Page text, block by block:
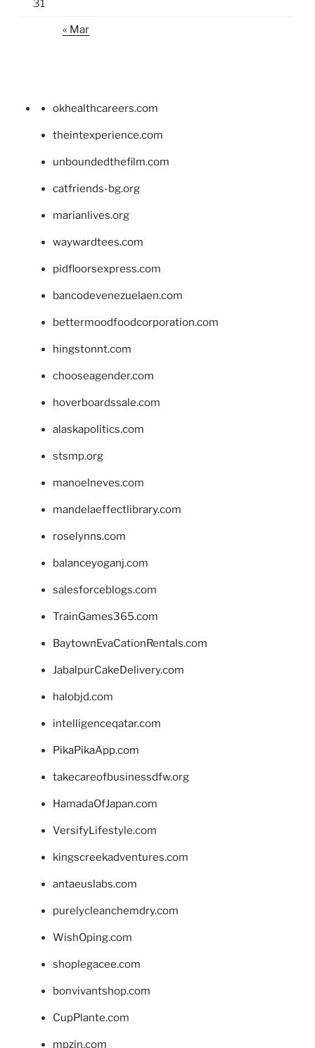
31
« Mar
okhealthcareers.com
theintexperience.com
unboundedthefilm.com
catfriends-bg.org
marianlives.org
waywardtees.com
pidfloorsexpress.com
bancodevenezuelaen.com
bettermoodfoodcorporation.com
hingstonnt.com
chooseagender.com
hoverboardssale.com
alaskapolitics.com
stsmp.org
manoelneves.com
mandelaeffectlibrary.com
roselynns.com
balanceyoganj.com
salesforceblogs.com
TrainGames365.com
BaytownEvaCationRentals.com
JabalpurCakeDelivery.com
halobjd.com
intelligenceqatar.com
PikaPikaApp.com
takecareofbusinessdfw.org
HamadaOfJapan.com
VersifyLifestyle.com
kingscreekadventures.com
antaeuslabs.com
purelycleanchemdry.com
WishOping.com
shoplegacee.com
bonvivantshop.com
CupPlante.com
mpzin.com